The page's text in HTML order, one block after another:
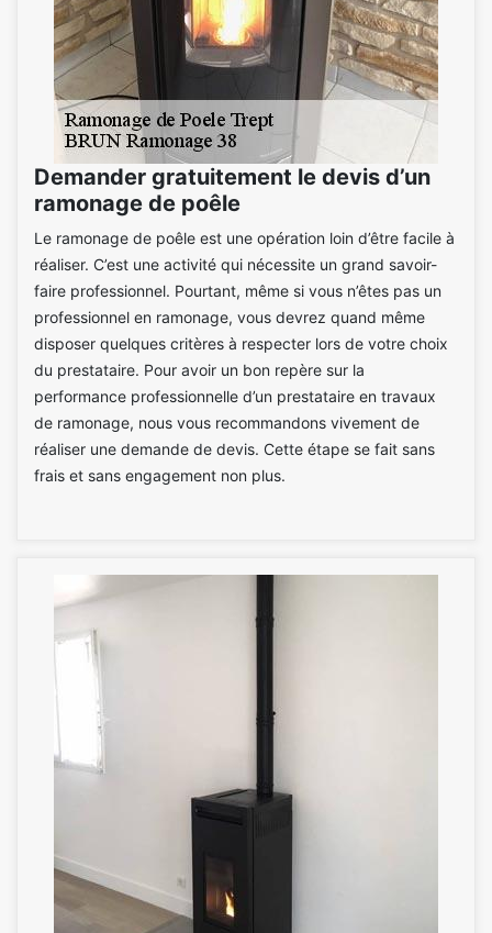
Demander gratuitement le devis d’un
ramonage de poêle
Le ramonage de poêle est une opération loin d’être facile à
réaliser. C’est une activité qui nécessite un grand savoir-
faire professionnel. Pourtant, même si vous n’êtes pas un
professionnel en ramonage, vous devrez quand même
disposer quelques critères à respecter lors de votre choix
du prestataire. Pour avoir un bon repère sur la
performance professionnelle d’un prestataire en travaux
de ramonage, nous vous recommandons vivement de
réaliser une demande de devis. Cette étape se fait sans
frais et sans engagement non plus.